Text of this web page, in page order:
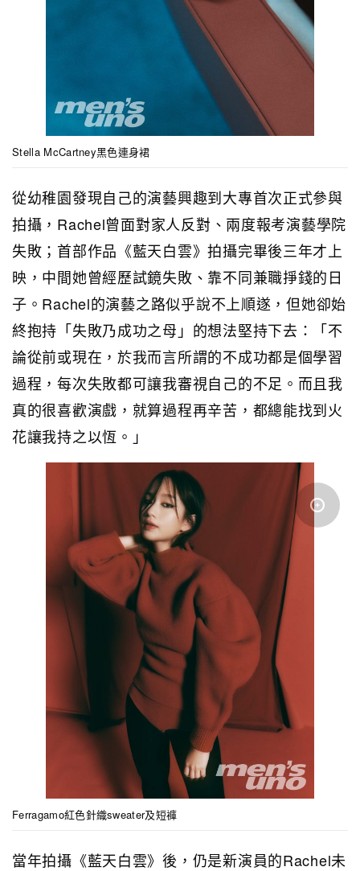
Stella McCartney黑色連身裙
從幼稚園發現自己的演藝興趣到大專首次正式參與
拍攝，Rachel曾面對家人反對、兩度報考演藝學院
失敗；首部作品《藍天白雲》拍攝完畢後三年才上
映，中間她曾經歷試鏡失敗、靠不同兼職掙錢的日
子。Rachel的演藝之路似乎說不上順遂，但她卻始
終抱持「失敗乃成功之母」的想法堅持下去：「不
論從前或現在，於我而言所謂的不成功都是個學習
過程，每次失敗都可讓我審視自己的不足。而且我
真的很喜歡演戲，就算過程再辛苦，都總能找到火
花讓我持之以恆。」
Ferragamo紅色針織sweater及短褲
當年拍攝《藍天白雲》後，仍是新演員的Rachel未